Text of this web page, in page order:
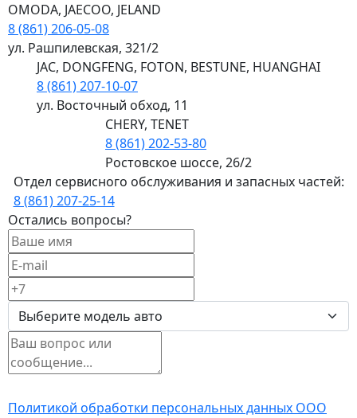
OMODA, JAECOO, JELAND
8 (861) 206-05-08
ул. Рашпилевская, 321/2
JAC, DONGFENG, FOTON, BESTUNE, HUANGHAI
8 (861) 207-10-07
ул. Восточный обход, 11
CHERY, TENET
8 (861) 202-53-80
Ростовское шоссе, 26/2
Отдел сервисного обслуживания и запасных частей:
8 (861) 207-25-14
Остались вопросы?
Политикой обработки персональных данных ООО